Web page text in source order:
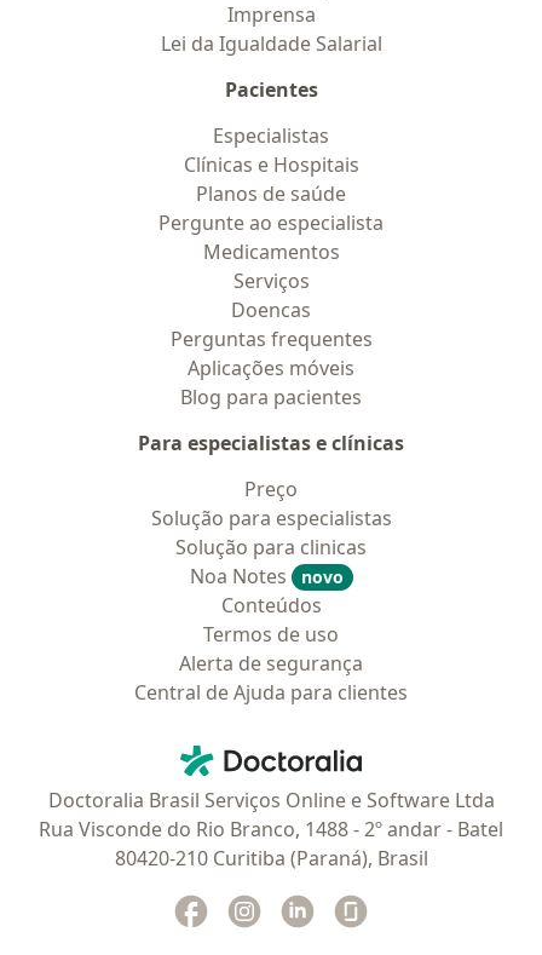
Imprensa
Lei da Igualdade Salarial
Pacientes
Especialistas
Clínicas e Hospitais
Planos de saúde
Pergunte ao especialista
Medicamentos
Serviços
Doencas
Perguntas frequentes
Aplicações móveis
Blog para pacientes
Para especialistas e clínicas
Preço
Solução para especialistas
Solução para clinicas
Noa Notes
novo
Conteúdos
Termos de uso
Alerta de segurança
Central de Ajuda para clientes
Doctoralia - Homepage
Doctoralia Brasil Serviços Online e Software Ltda
Rua Visconde do Rio Branco, 1488 - 2º andar - Batel
80420-210 Curitiba (Paraná), Brasil
Facebook
abre num novo separador
Instagram
abre num novo separador
Linkedin
abre num novo